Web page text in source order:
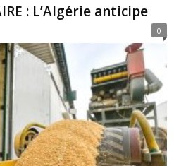
: L’Algérie anticipe
0